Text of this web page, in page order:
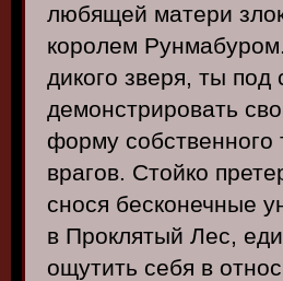
любящей матери
королем
дикого зверя, ты
демонстрировать
форму
врагов. Стойко
снося бесконечные
в Проклятый Лес,
ощутить себя в